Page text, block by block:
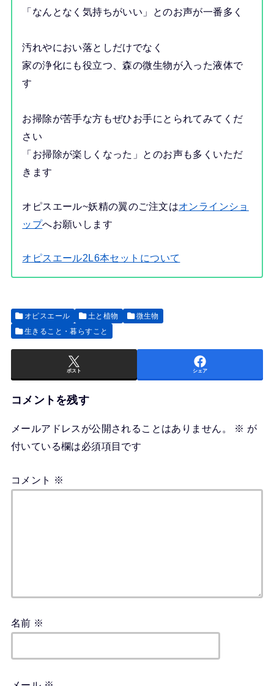
「なんとなく気持ちがいい」とのお声が一番多く
汚れやにおい落としだけでなく
家の浄化にも役立つ、森の微生物が入った液体で
す
お掃除が苦手な方もぜひお手にとられてみてくだ
さい
「お掃除が楽しくなった」とのお声も多くいただ
きます
オピスエール~妖精の翼のご注文はオンラインショ
ップへお願いします
オピスエール2L6本セットについて
オピスエール 土と植物
微生物
生きること・暮らすこと
ポスト シェア
コメントを残す
メールアドレスが公開されることはありません。 ※ が
付いている欄は必須項目です
コメント ※
名前 ※